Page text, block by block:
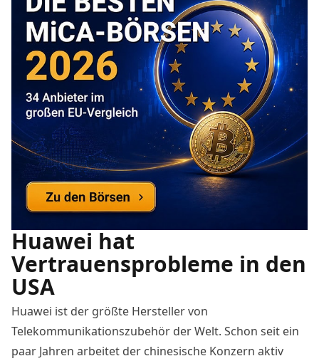
Huawei hat
Vertrauensprobleme in den
USA
Huawei ist der größte Hersteller von
Telekommunikationszubehör der Welt. Schon seit ein
paar Jahren arbeitet der chinesische Konzern aktiv